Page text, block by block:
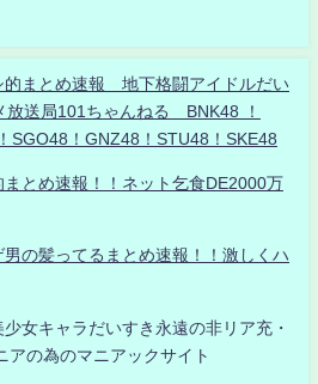
まとめ速報 地下格闘アイドルだい
送局101ちゃんねる BNK48 ！
SGO48！GNZ48！STU48！SKE48
とめ速報！！ネット乞食DE2000万
男の髪ってるまとめ速報！！激しくハ
女キャラだいすき永遠の非リア充・
アの為のマニアックサイト